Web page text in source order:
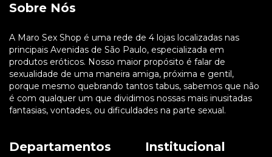
Sobre Nós
A Maro Sex Shop é uma rede de 4 lojas localizadas nas
principais Avenidas de São Paulo, especializada em
produtos eróticos. Nosso maior propósito é falar de
sexualidade de uma maneira amiga, próxima e gentil,
porque mesmo quebrando tantos tabus, sabemos que não
é com qualquer um que dividimos nossas mais inusitadas
fantasias, vontades, ou dificuldades na parte sexual.
Departamentos Institucional